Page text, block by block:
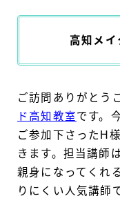
高知メ
ご訪問ありがとう
ド高知教室です。
ご参加下さったH
きます。担当講師
親身になってくれ
りにくい人気講師